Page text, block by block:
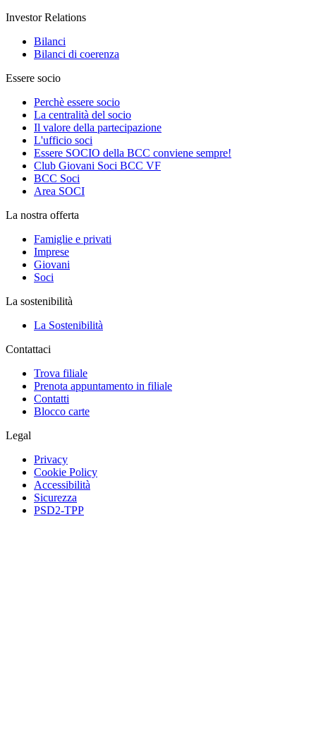
Investor Relations
Bilanci
Bilanci di coerenza
Essere socio
Perchè essere socio
La centralità del socio
Il valore della partecipazione
L'ufficio soci
Essere SOCIO della BCC conviene sempre!
Club Giovani Soci BCC VF
BCC Soci
Area SOCI
La nostra offerta
Famiglie e privati
Imprese
Giovani
Soci
La sostenibilità
La Sostenibilità
Contattaci
Trova filiale
Prenota appuntamento in filiale
Contatti
Blocco carte
Legal
Privacy
Cookie Policy
Accessibilità
Sicurezza
PSD2-TPP